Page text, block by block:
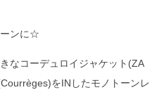
ーンに☆
なコーデュロイジャケット(ZA
をINしたモノトーンレ